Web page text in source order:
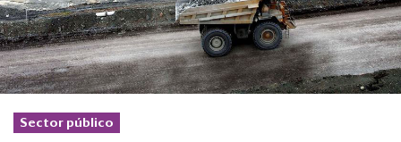
Management
Economía y Finanzas
Legal y Política
Sector público